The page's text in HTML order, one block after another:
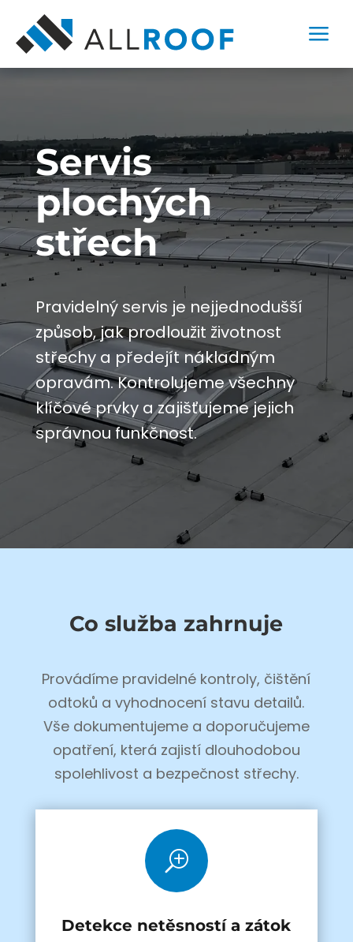
a
Servis
plochých
střech
Pravidelný servis je nejjednodušší
způsob, jak prodloužit životnost
střechy a předejít nákladným
opravám. Kontrolujeme všechny
klíčové prvky a zajišťujeme jejich
správnou funkčnost.
Co služba zahrnuje
Provádíme pravidelné kontroly, čištění
odtoků a vyhodnocení stavu detailů.
Vše dokumentujeme a doporučujeme
opatření, která zajistí dlouhodobou
spolehlivost a bezpečnost střechy.
T
Detekce netěsností a zátok